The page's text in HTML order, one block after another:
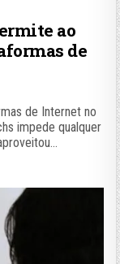
ao
de
de Internet no
impede qualquer